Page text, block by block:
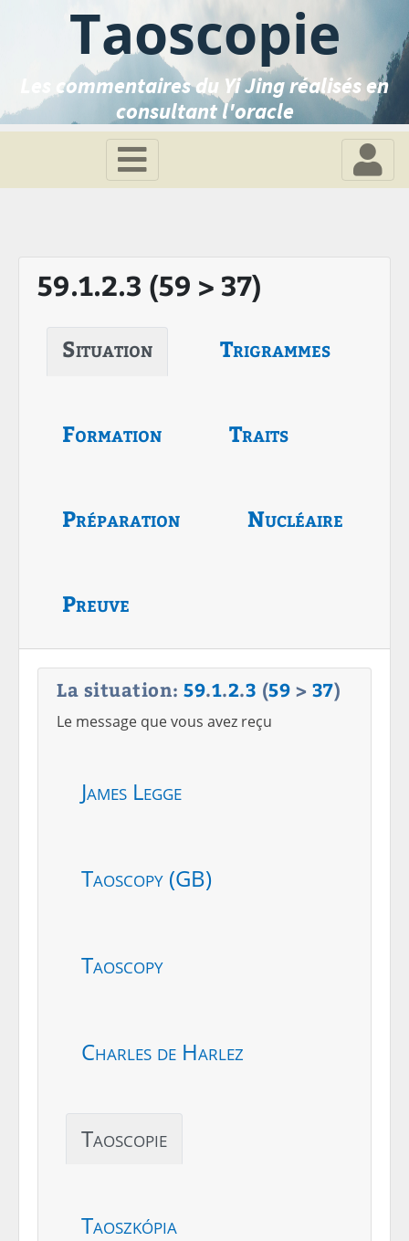
Taoscopie
Les commentaires du Yi Jing réalisés en
consultant l'oracle
59.1.2.3 (59 > 37)
Situation Trigrammes
Formation Traits
Préparation Nucléaire
Preuve
La situation: 59.1.2.3 (59 > 37)
Le message que vous avez reçu
James Legge
Taoscopy (GB)
Taoscopy
Charles de Harlez
Taoscopie
Taoszkópia